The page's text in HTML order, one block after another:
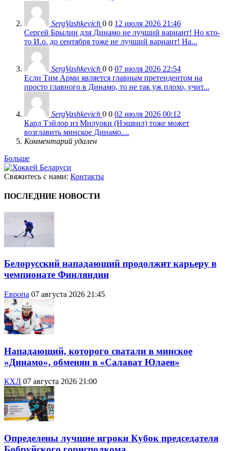
SergVashkevich 0 0 12 июля 2026 21:46
Сергей Брылин для Динамо не лучший вариант! Но кто-
то И.о. до сентября тоже не лучший вариант! На...
SergVashkevich 0 0 07 июля 2026 22:54
Если Тим Арми является главным претендентом на
просто главного в Динамо, то не так уж плохо, учит...
SergVashkevich 0 0 02 июля 2026 00:12
Карл Тэйлор из Милуоки (Нэшвил) тоже может
возглавить минское Динамо....
Комментарий удален
Больше
Свяжитесь с нами: Контакты
ПОСЛЕДНИЕ НОВОСТИ
Белорусский нападающий продолжит карьеру в
чемпионате Финляндии
Европа 07 августа 2026 21:45
Нападающий, которого сватали в минское
«Динамо», обменян в «Салават Юлаев»
КХЛ 07 августа 2026 21:00
Определены лучшие игроки Кубок председателя